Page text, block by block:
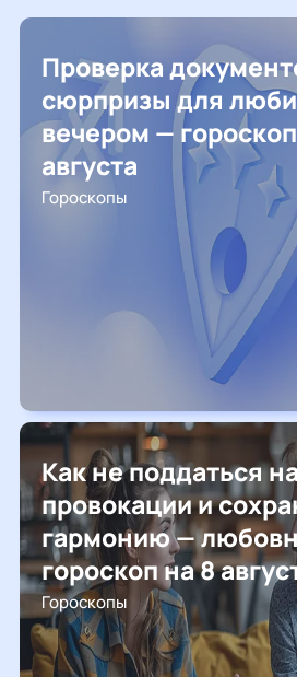
Проверка
сюрпризы для
вечером —
августа
Гороскопы
Как не поддаться
провокации и
гармонию —
гороскоп на 8
Гороскопы